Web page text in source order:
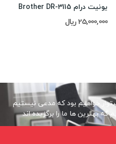
یونیت درام Brother DR-3115
25,000,000 ریال
خواهیم بود که مدعی نیستیم
که بهترین ها ما را برگزیده اند